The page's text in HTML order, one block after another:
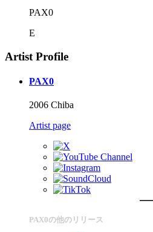
PAX0
E
Artist Profile
PAX0
2006 Chiba
Artist page
PAX0の他のリリース